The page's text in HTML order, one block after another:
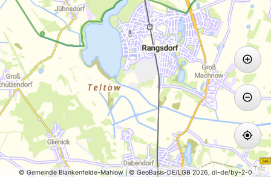
© Gemeinde Blankenfelde-Mahlow | © GeoBasis-DE/LGB 2026, dl-de/by-2-0